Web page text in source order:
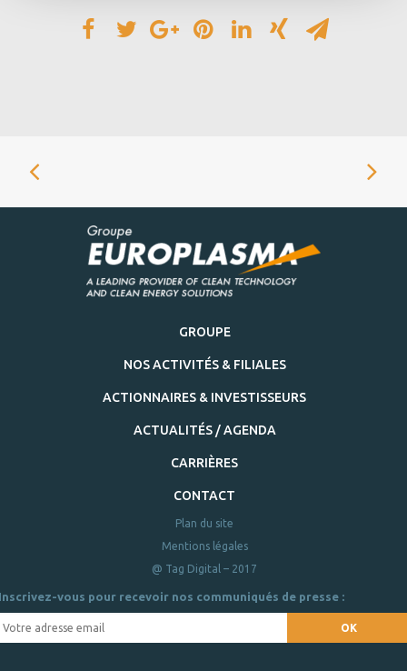
GROUPE
NOS ACTIVITÉS & FILIALES
ACTIONNAIRES & INVESTISSEURS
ACTUALITÉS / AGENDA
CARRIÈRES
CONTACT
Plan du site
Mentions légales
@ Tag Digital – 2017
vous pour recevoir nos communiqués de presse :